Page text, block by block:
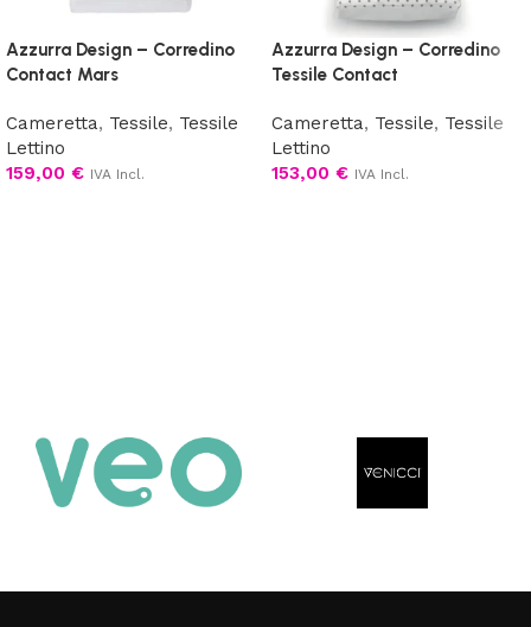
Azzurra Design – Corredino
Contact Mars
Cameretta, Tessile, Tessile
Lettino
159,00 € IVA Incl.
Azzurra Design – Corredino
Tessile Contact
Cameretta, Tessile, Tessile
Lettino
153,00 € IVA Incl.